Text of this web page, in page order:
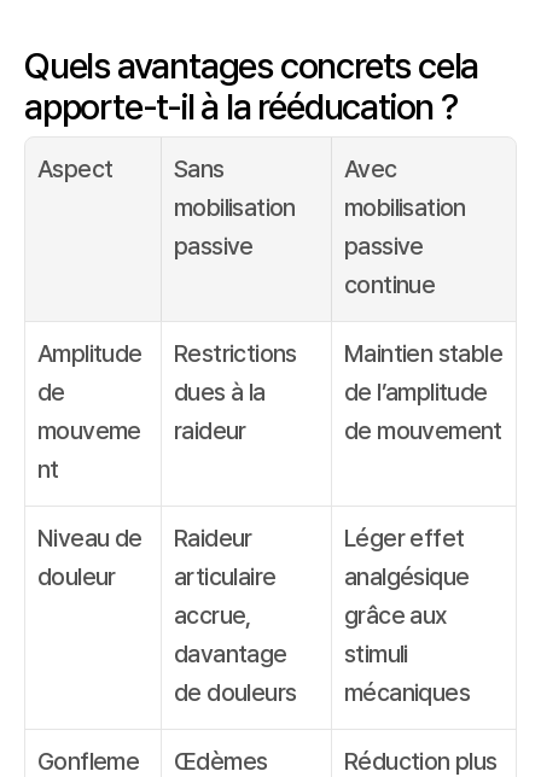
Quels avantages concrets cela
apporte-t-il à la rééducation ?
Aspect
Sans
mobilisation
passive
Avec
mobilisation
passive
continue
Amplitude
de
mouveme
nt
Restrictions
dues à la
raideur
Maintien stable
de l’amplitude
de mouvement
Niveau de
douleur
Raideur
articulaire
accrue,
davantage
de douleurs
Léger effet
analgésique
grâce aux
stimuli
mécaniques
Gonfleme
Œdèmes
Réduction plus